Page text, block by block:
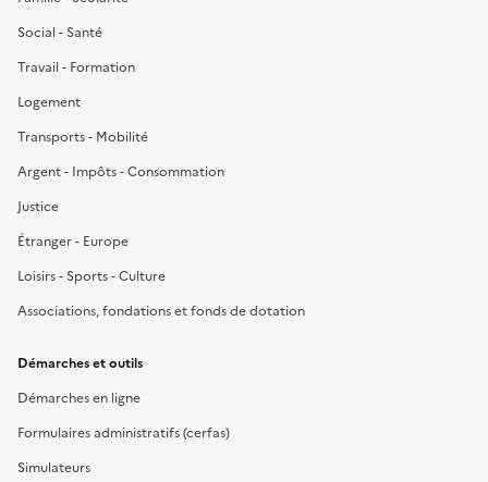
Social - Santé
Travail - Formation
Logement
Transports - Mobilité
Argent - Impôts - Consommation
Justice
Étranger - Europe
Loisirs - Sports - Culture
Associations, fondations et fonds de dotation
Démarches et outils
Démarches en ligne
Formulaires administratifs (cerfas)
Simulateurs